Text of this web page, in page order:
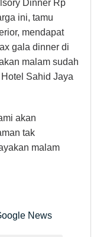
Dinner Rp
ini, tamu
mendapat
gala dinner di
malam sudah
Sahid Jaya
akan
tak
malam
News